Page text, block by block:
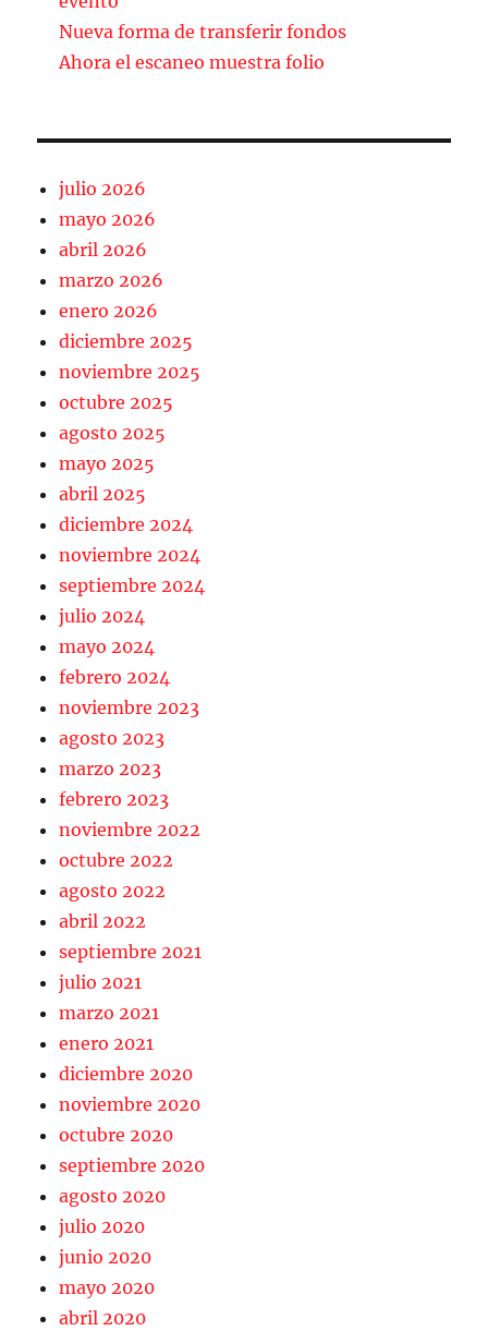
k
Nueva forma de transferir fondos
Ahora el escaneo muestra folio
julio 2026
mayo 2026
abril 2026
marzo 2026
enero 2026
diciembre 2025
noviembre 2025
octubre 2025
agosto 2025
mayo 2025
abril 2025
diciembre 2024
noviembre 2024
septiembre 2024
julio 2024
mayo 2024
febrero 2024
noviembre 2023
agosto 2023
marzo 2023
febrero 2023
noviembre 2022
octubre 2022
agosto 2022
abril 2022
septiembre 2021
julio 2021
marzo 2021
enero 2021
diciembre 2020
noviembre 2020
octubre 2020
septiembre 2020
agosto 2020
julio 2020
junio 2020
mayo 2020
abril 2020